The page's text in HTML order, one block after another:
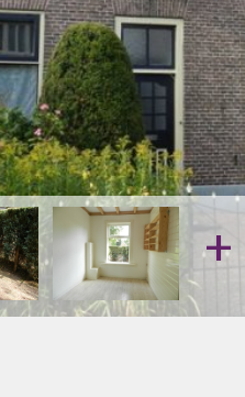
+